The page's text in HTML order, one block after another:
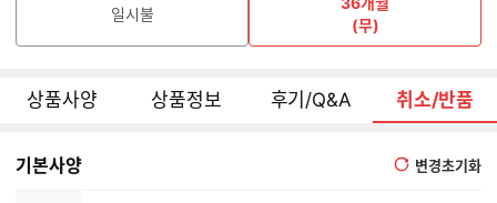
일시불
(무)
상품사양 상품정보 후기/Q&A 취소/반품
기본사양 변경초기화